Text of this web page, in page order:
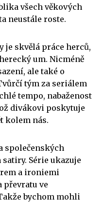
všech věkových
neustále roste.
je skvělá práce herců,
um. Nicméně
ale také o
tým za seriálem
tempo, nabaženost
divákovi poskytuje
kolem nás.
společenských
Série ukazuje
a ironiemi
převratu ve
bychom mohli